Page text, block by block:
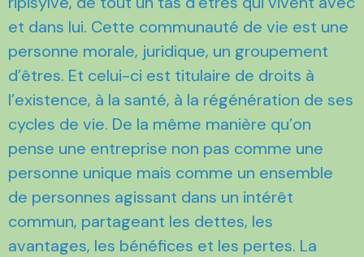
et dans lui. Cette communauté de vie est une
personne morale, juridique, un groupement
d’êtres. Et celui-ci est titulaire de droits à
l’existence, à la santé, à la régénération de ses
cycles de vie. De la même manière qu’on
pense une entreprise non pas comme une
personne unique mais comme un ensemble
de personnes agissant dans un intérêt
commun, partageant les dettes, les
avantages, les bénéfices et les pertes. La